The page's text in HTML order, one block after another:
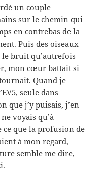
un couple
sur le chemin qui
en contrebas de la
Puis des oiseaux
le bruit qu’autrefois
mon cœur battait si
Quand je
seule dans
que j’y puisais, j’en
voyais qu’à
ce que la profusion de
à mon regard,
semble me dire,